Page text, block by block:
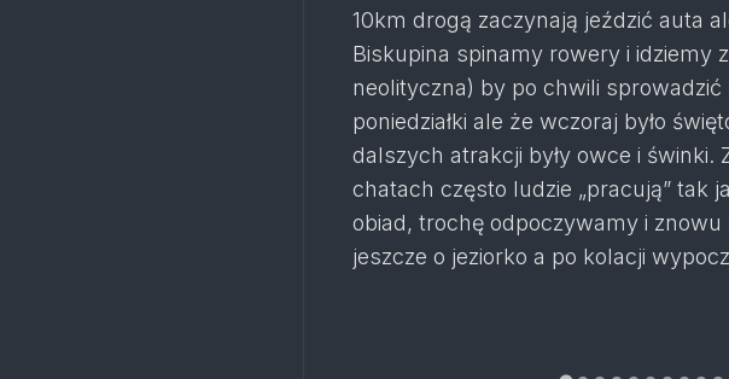
10km drogą zaczynają jeździć auta
Biskupina spinamy rowery i idziemy
neolityczna) by po chwili
poniedziałki ale że wczoraj było
dalszych atrakcji były owce i
chatach często ludzie „pracują” tak
obiad, trochę odpoczywamy i
jeszcze o jeziorko a po kolacji